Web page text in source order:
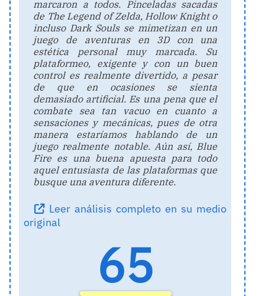
marcaron a todos. Pinceladas sacadas
de The Legend of Zelda, Hollow Knight o
incluso Dark Souls se mimetizan en un
juego de aventuras en 3D con una
estética personal muy marcada. Su
plataformeo, exigente y con un buen
control es realmente divertido, a pesar
de que en ocasiones se sienta
demasiado artificial. Es una pena que el
combate sea tan vacuo en cuanto a
sensaciones y mecánicas, pues de otra
manera estaríamos hablando de un
juego realmente notable. Aún así, Blue
Fire es una buena apuesta para todo
aquel entusiasta de las plataformas que
busque una aventura diferente.
Leer análisis completo en su medio
original
65